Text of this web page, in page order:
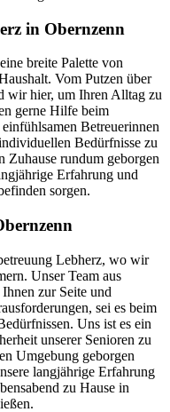
in Obernzenn
breite Palette von
Vom Putzen über
wir hier, um Ihren Alltag zu
gerne Hilfe beim
Betreuerinnen
Bedürfnisse zu
Zuhause rundum geborgen
Erfahrung und
sorgen.
Lebherz, wo wir
Unser Team aus
zur Seite und
sei es beim
Uns ist es ein
unserer Senioren zu
Umgebung geborgen
langjährige Erfahrung
zu Hause in